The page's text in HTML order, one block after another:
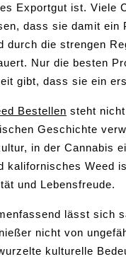
Exportgut ist. Viele
dass sie damit ein
durch die strengen
Nur die besten
gibt, dass sie ein
Bestellen steht
Geschichte
in der Cannabis
kalifornisches Weed
und Lebensfreude.
lässt sich
nicht von
kulturelle